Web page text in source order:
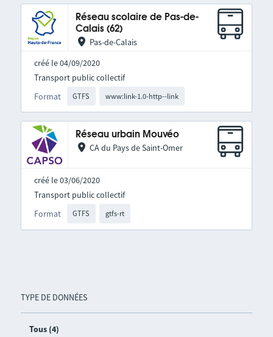
TYPE DE DONNÉES
Tous (4)
Réseau scolaire de Pas-de-
Calais (62)
Pas-de-Calais
créé le 04/09/2020
Format GTFS www:link-1.0-http--link
Transport public collectif
Réseau urbain Mouvéo
CA du Pays de Saint-Omer
créé le 03/06/2020
Format GTFS gtfs-rt
Transport public collectif